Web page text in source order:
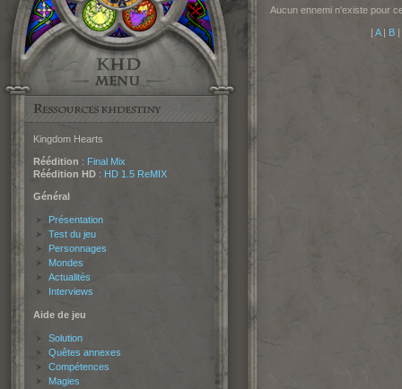
Kingdom Hearts
Réédition : Final Mix
Réédition HD : HD 1.5 ReMIX
Général
Présentation
Test du jeu
Personnages
Mondes
Actualités
Interviews
Aide de jeu
Solution
Quêtes annexes
Compétences
Magies
Aucun ennemi n'existe pour
|A| B